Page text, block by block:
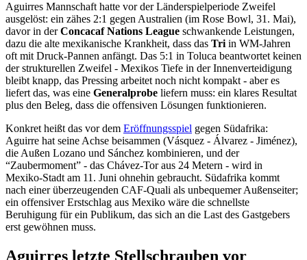
Aguirres Mannschaft hatte vor der Länderspielperiode Zweifel
ausgelöst: ein zähes 2:1 gegen Australien (im Rose Bowl, 31. Mai),
davor in derConcacaf Nations League schwankende Leistungen,
dazu die alte mexikanische Krankheit, dass das Tri in WM-Jahren
oft mit Druck-Pannen anfängt. Das 5:1 in Toluca beantwortet keinen
der strukturellen Zweifel - Mexikos Tiefe in der Innenverteidigung
bleibt knapp, das Pressing arbeitet noch nicht kompakt - aber es
liefert das, was eine Generalprobe liefern muss: ein klares Resultat
plus den Beleg, dass die offensiven Lösungen funktionieren.
Konkret heißt das vor dem Eröffnungsspiel gegen Südafrika:
Aguirre hat seine Achse beisammen (Vásquez - Álvarez - Jiménez),
die Außen Lozano und Sánchez kombinieren, und der
“Zaubermoment” - das Chávez-Tor aus 24 Metern - wird in
Mexiko-Stadt am 11. Juni ohnehin gebraucht. Südafrika kommt
nach einer überzeugenden CAF-Quali als unbequemer Außenseiter;
ein offensiver Erstschlag aus Mexiko wäre die schnellste
Beruhigung für ein Publikum, das sich an die Last des Gastgebers
erst gewöhnen muss.
Aguirres letzte Stellschrauben vor